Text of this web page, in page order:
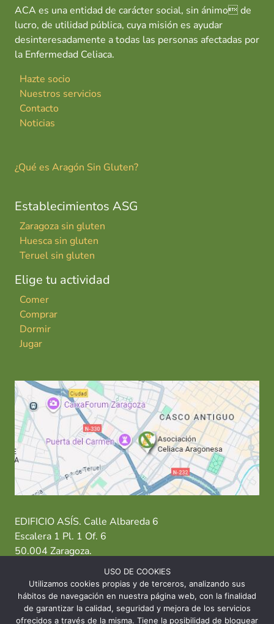
ACA es una entidad de carácter social, sin ánimo de
lucro, de utilidad pública, cuya misión es ayudar
desinteresadamente a todas las personas afectadas por
la Enfermedad Celiaca.
Hazte socio
Nuestros servicios
Contacto
Noticias
¿Qué es Aragón Sin Gluten?
Establecimientos ASG
Zaragoza sin gluten
Huesca sin gluten
Teruel sin gluten
Elige tu actividad
Comer
Comprar
Dormir
Jugar
EDIFICIO ASÍS. Calle Albareda 6
Escalera 1 Pl. 1 Of. 6
50.004 Zaragoza.
T: 976 484 949 M: 635 638 563
Sede Zaragoza·Sede Huesca· Sede Teruel
USO DE COOKIES
Utilizamos cookies propias y de terceros, analizando sus
hábitos de navegación en nuestra página web, con la finalidad
de garantizar la calidad, seguridad y mejora de los servicios
ofrecidos a través de la misma. Tiene la posibilidad de bloquear